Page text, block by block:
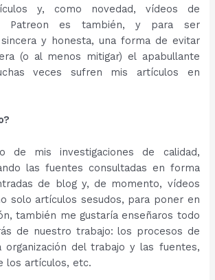
y, como novedad, vídeos de
Patreon es también, y para ser
y honesta, una forma de evitar
(o al menos mitigar) el apabullante
veces sufren mis artículos en
de mis investigaciones de calidad,
las fuentes consultadas en forma
de blog y, de momento, vídeos
solo artículos sesudos, para poner en
también me gustaría enseñaros todo
de nuestro trabajo: los procesos de
organización del trabajo y las fuentes,
los artículos, etc.